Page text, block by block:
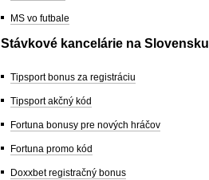
MS vo futbale
Stávkové kancelárie na Slovensku
Tipsport bonus za registráciu
Tipsport akčný kód
Fortuna bonusy pre nových hráčov
Fortuna promo kód
Doxxbet registračný bonus